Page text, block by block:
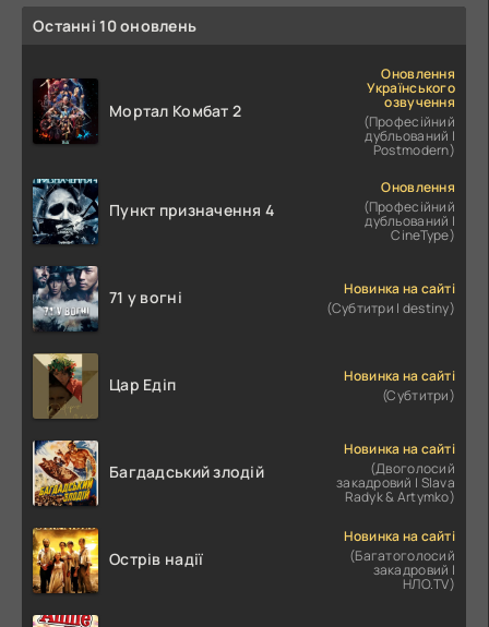
Останні 10 оновлень
Мортал Комбат 2
Оновлення
Українського
озвучення
(Професійний
дубльований |
Postmodern)
Пункт призначення 4
Оновлення
(Професійний
дубльований |
CineType)
71 у вогні
Новинка на сайті
(Субтитри | destiny)
Цар Едіп
Новинка на сайті
(Субтитри)
Багдадський злодій
Новинка на сайті
(Двоголосий
закадровий | Slava
Radyk & Artymko)
Острів надії
Новинка на сайті
(Багатоголосий
закадровий |
НЛО.TV)